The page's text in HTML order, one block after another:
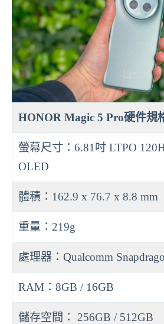
HONOR Magic 5 Pro硬件規
螢幕尺寸：6.81吋 LTPO
OLED
體積：162.9 x 76.7 x 8.8 mm
重量：219g
處理器：Qualcomm
RAM：8GB / 16GB
儲存空間： 256GB / 512GB